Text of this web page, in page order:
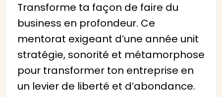
Transforme ta façon de faire du
business en profondeur. Ce
mentorat exigeant d’une année unit
stratégie, sonorité et métamorphose
pour transformer ton entreprise en
un levier de liberté et d’abondance.